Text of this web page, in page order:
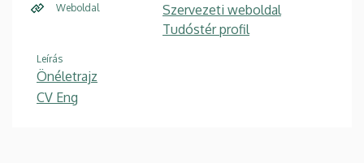
Weboldal
Szervezeti weboldal
Tudóstér profil
Leírás
Önéletrajz
CV Eng